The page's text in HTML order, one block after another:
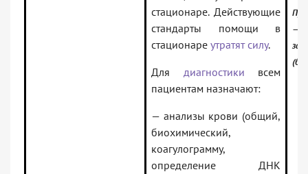
стационаре. Действующие
стандарты помощи в
стационаре утратят силу.
Для диагностики всем
пациентам назначают:
— анализы крови (общий,
биохимический,
коагулограмму,
определение ДНК
—